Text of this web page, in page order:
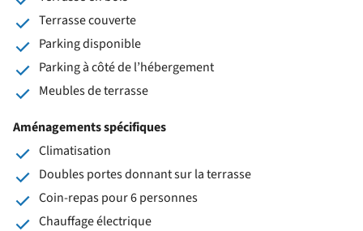
Terrasse couverte
Parking disponible
Parking à côté de l’hébergement
Meubles de terrasse
Aménagements spécifiques
Climatisation
Doubles portes donnant sur la terrasse
Coin-repas pour 6 personnes
Chauffage électrique